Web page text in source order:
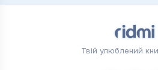
Твій улюблений